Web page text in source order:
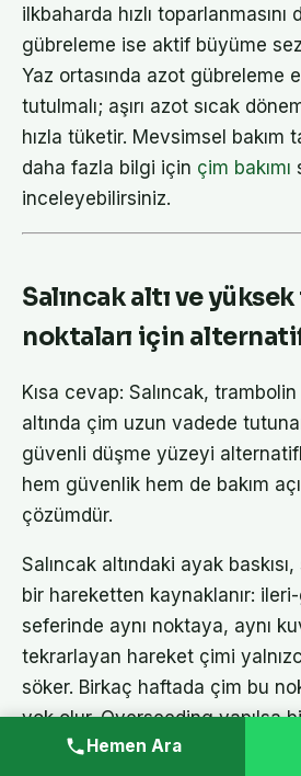
ilkbaharda hızlı
gübreleme ise aktif büyüme
Yaz ortasında azot gübreleme
tutulmalı; aşırı azot sıcak
hızla tüketir. Mevsimsel bakım
daha fazla bilgi için çim bakımı
inceleyebilirsiniz.
Salıncak altı ve
noktaları için
Kısa cevap: Salıncak,
altında çim uzun vadede
güvenli düşme yüzeyi
hem güvenlik hem de bakım
çözümdür.
Salıncak altındaki ayak
bir hareketten kaynaklanır: ileri-
seferinde aynı noktaya, aynı
tekrarlayan hareket çimi
söker. Birkaç haftada çim bu
yok olur. Overseeding yapılsa
ettiği sürece yeni çimlenen
Hemen Ara